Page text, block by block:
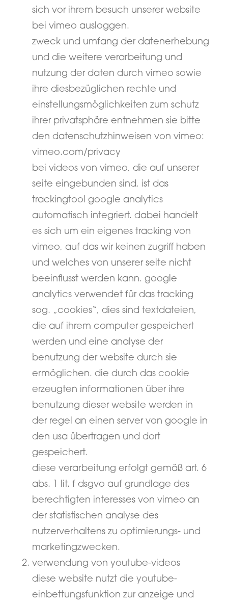
sich vor ihrem besuch unserer website
bei vimeo ausloggen.
zweck und umfang der datenerhebung
und die weitere verarbeitung und
nutzung der daten durch vimeo sowie
ihre diesbezüglichen rechte und
einstellungsmöglichkeiten zum schutz
ihrer privatsphäre entnehmen sie bitte
den datenschutzhinweisen von vimeo:
vimeo.com/privacy
bei videos von vimeo, die auf unserer
seite eingebunden sind, ist das
trackingtool google analytics
automatisch integriert. dabei handelt
es sich um ein eigenes tracking von
vimeo, auf das wir keinen zugriff haben
und welches von unserer seite nicht
beeinflusst werden kann. google
analytics verwendet für das tracking
sog. „cookies“, dies sind textdateien,
die auf ihrem computer gespeichert
werden und eine analyse der
benutzung der website durch sie
ermöglichen. die durch das cookie
erzeugten informationen über ihre
benutzung dieser website werden in
der regel an einen server von google in
den usa übertragen und dort
gespeichert.
diese verarbeitung erfolgt gemäß art. 6
abs. 1 lit. f dsgvo auf grundlage des
berechtigten interesses von vimeo an
der statistischen analyse des
nutzerverhaltens zu optimierungs- und
marketingzwecken.
verwendung von youtube-videos
diese website nutzt die youtube-
einbettungsfunktion zur anzeige und